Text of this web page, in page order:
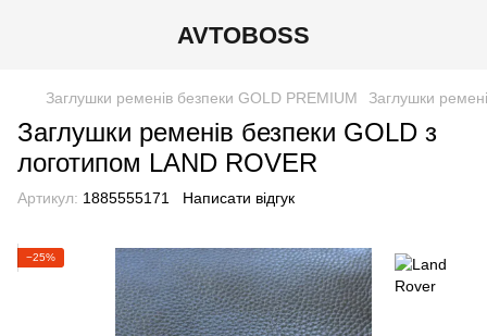
AVTOBOSS
Заглушки ременів безпеки GOLD PREMIUM Заглушки
Заглушки ременів безпеки GOLD з
логотипом LAND ROVER
Артикул: 1885555171 Написати відгук
−25%